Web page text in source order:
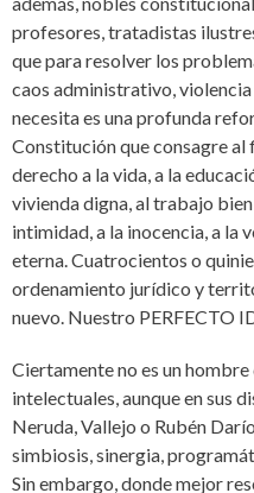
profesores, tratadistas
que para resolver los
caos administrativo,
necesita es una profunda
Constitución que consagre al
derecho a la vida, a la
vivienda digna, al trabajo
intimidad, a la inocencia, a la
eterna. Cuatrocientos o
ordenamiento jurídico y
nuevo. Nuestro PERFECTO
Ciertamente no es un
intelectuales, aunque en sus
Neruda, Vallejo o Rubén
simbiosis, sinergia,
Sin embargo, donde mejor